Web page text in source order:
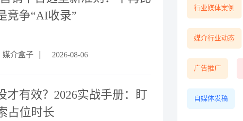
竞争“AI收录”
媒介盒子 2026-08-06
才有效？2026实战手册：盯
占位时长
行业媒体案例
媒介行业动态
广告推广
自媒体发稿